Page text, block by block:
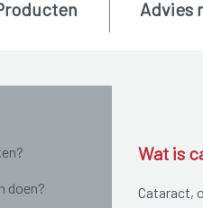
doen?
Advies
Wat is
Cataract,